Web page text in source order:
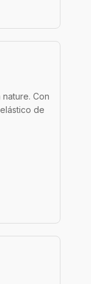
Con
de